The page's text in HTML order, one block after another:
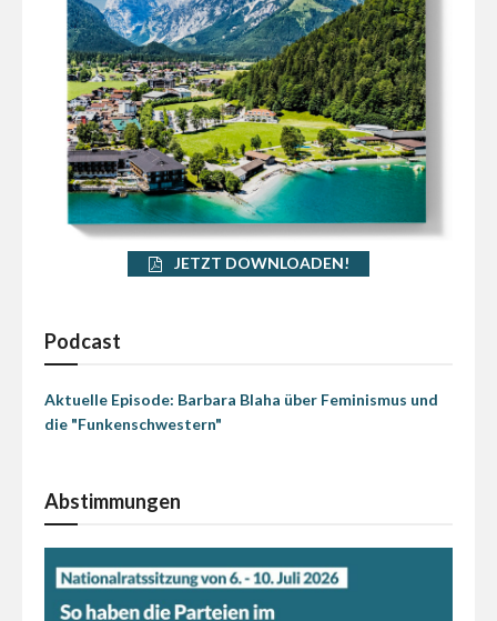
JETZT DOWNLOADEN!
Podcast
Aktuelle Episode: Barbara Blaha über Feminismus und
die "Funkenschwestern"
Abstimmungen